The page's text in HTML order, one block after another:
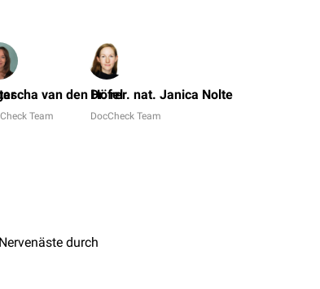
van den Höfel
Team
Dr. rer. nat. Janica Nolte
DocCheck Team
durch